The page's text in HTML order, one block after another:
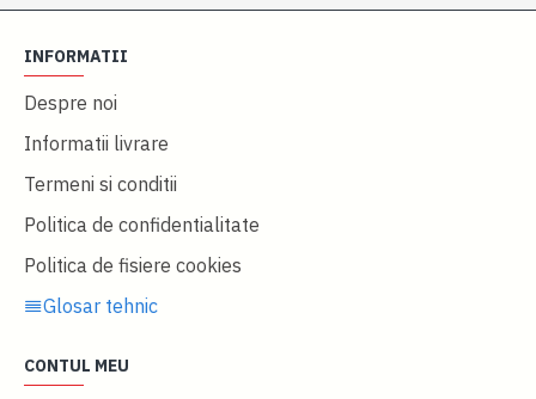
INFORMATII
Despre noi
Informatii livrare
Termeni si conditii
Politica de confidentialitate
Politica de fisiere cookies
Glosar tehnic
CONTUL MEU